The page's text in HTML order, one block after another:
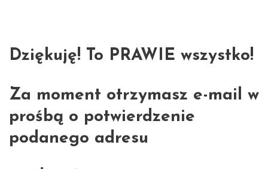
Dziękuję! To PRAWIE wszystko!
Za moment otrzymasz e-mail w
prośbą o potwierdzenie
podanego adresu